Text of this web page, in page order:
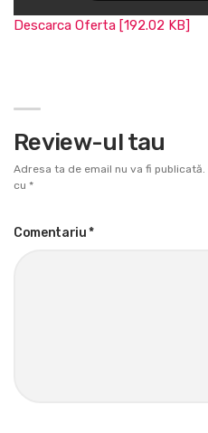
Descarca Oferta [192.02 KB]
Review-ul tau
Adresa ta de email nu va fi publicată.
cu *
Comentariu*